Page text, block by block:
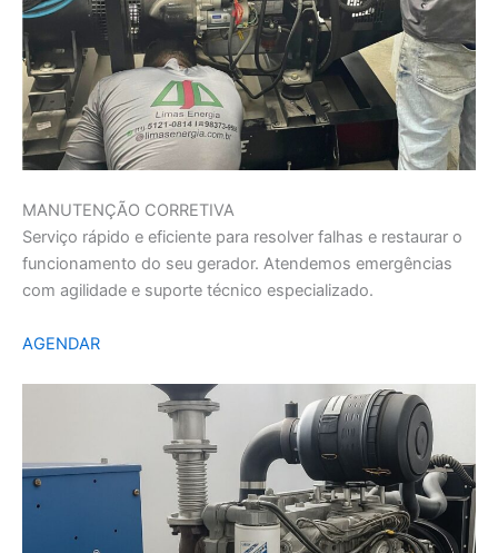
MANUTENÇÃO CORRETIVA
Serviço rápido e eficiente para resolver falhas e restaurar o
funcionamento do seu gerador. Atendemos emergências
com agilidade e suporte técnico especializado.
AGENDAR